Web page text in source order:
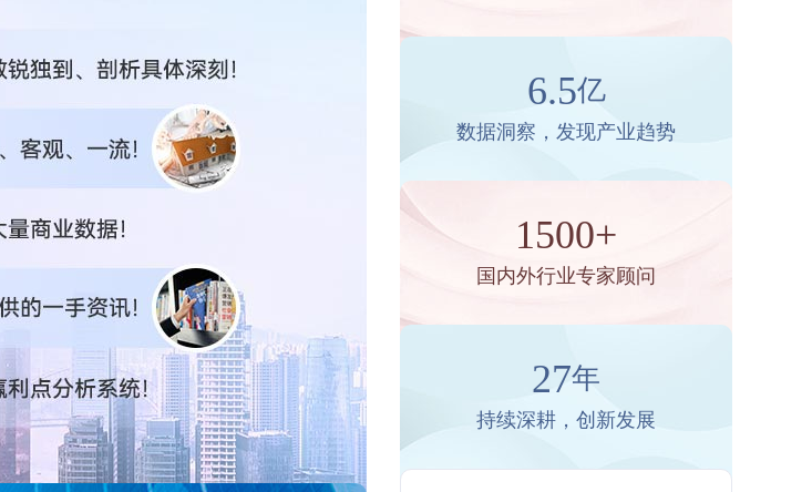
6.5亿
数据洞察，发现产业趋势
1500+
国内外行业专家顾问
27年
持续深耕，创新发展